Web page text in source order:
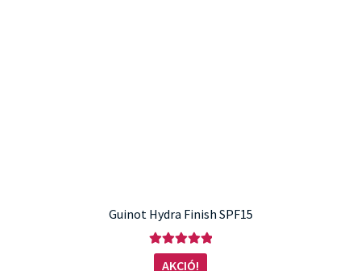
Guinot Hydra Finish SPF15
Értékelés:
AKCIÓ!